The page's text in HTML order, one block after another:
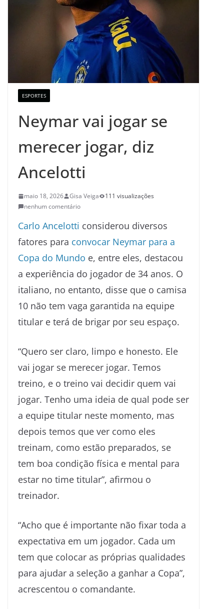
ESPORTES
Neymar vai jogar se
merecer jogar, diz
Ancelotti
maio 18, 2026 Gisa Veiga
111 visualizações
nenhum comentário
Carlo Ancelotti considerou diversos
fatores para convocar Neymar para a
Copa do Mundo e, entre eles, destacou
a experiência do jogador de 34 anos. O
italiano, no entanto, disse que o camisa
10 não tem vaga garantida na equipe
titular e terá de brigar por seu espaço.
“Quero ser claro, limpo e honesto. Ele
vai jogar se merecer jogar. Temos
treino, e o treino vai decidir quem vai
jogar. Tenho uma ideia de qual pode ser
a equipe titular neste momento, mas
depois temos que ver como eles
treinam, como estão preparados, se
tem boa condição física e mental para
estar no time titular”, afirmou o
treinador.
“Acho que é importante não fixar toda a
expectativa em um jogador. Cada um
tem que colocar as próprias qualidades
para ajudar a seleção a ganhar a Copa”,
acrescentou o comandante.